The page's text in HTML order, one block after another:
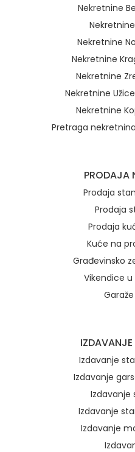
Nekretnine
Nekretnine
Nekretnine
Nekretnine
Nekretnine
Nekretnine
Pretraga
PRODAJA
Prodaja
Prodaja
Prodaja
Kuće na
Građevinsko
Vikendice u
IZDAVANJE
Izdavanje
Izdavanje
Izdavanje
Izdavanje
Izdavanje